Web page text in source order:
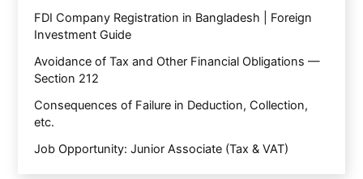
FDI Company Registration in Bangladesh | Foreign
Investment Guide
Avoidance of Tax and Other Financial Obligations —
Section 212
Consequences of Failure in Deduction, Collection,
etc.
Job Opportunity: Junior Associate (Tax & VAT)